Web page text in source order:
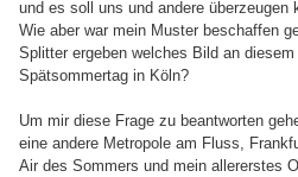
und es soll uns und andere überzeugen
Wie aber war mein Muster beschaffen
Splitter ergeben welches Bild an
Spätsommertag in Köln?
Um mir diese Frage zu beantworten
eine andere Metropole am Fluss,
Air des Sommers und mein allererstes